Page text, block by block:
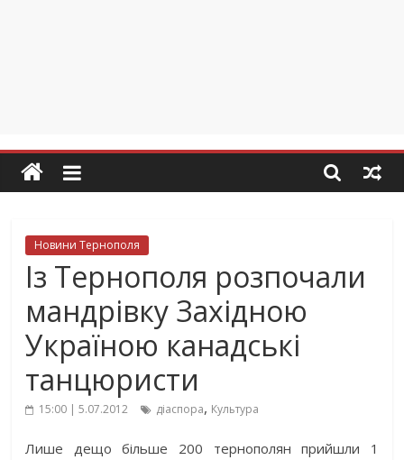
Новини Тернополя
Із Тернополя розпочали
мандрівку Західною
Україною канадські
танцюристи
15:00 | 5.07.2012 діаспора, Культура
Лише дещо більше 200 тернополян прийшли 1